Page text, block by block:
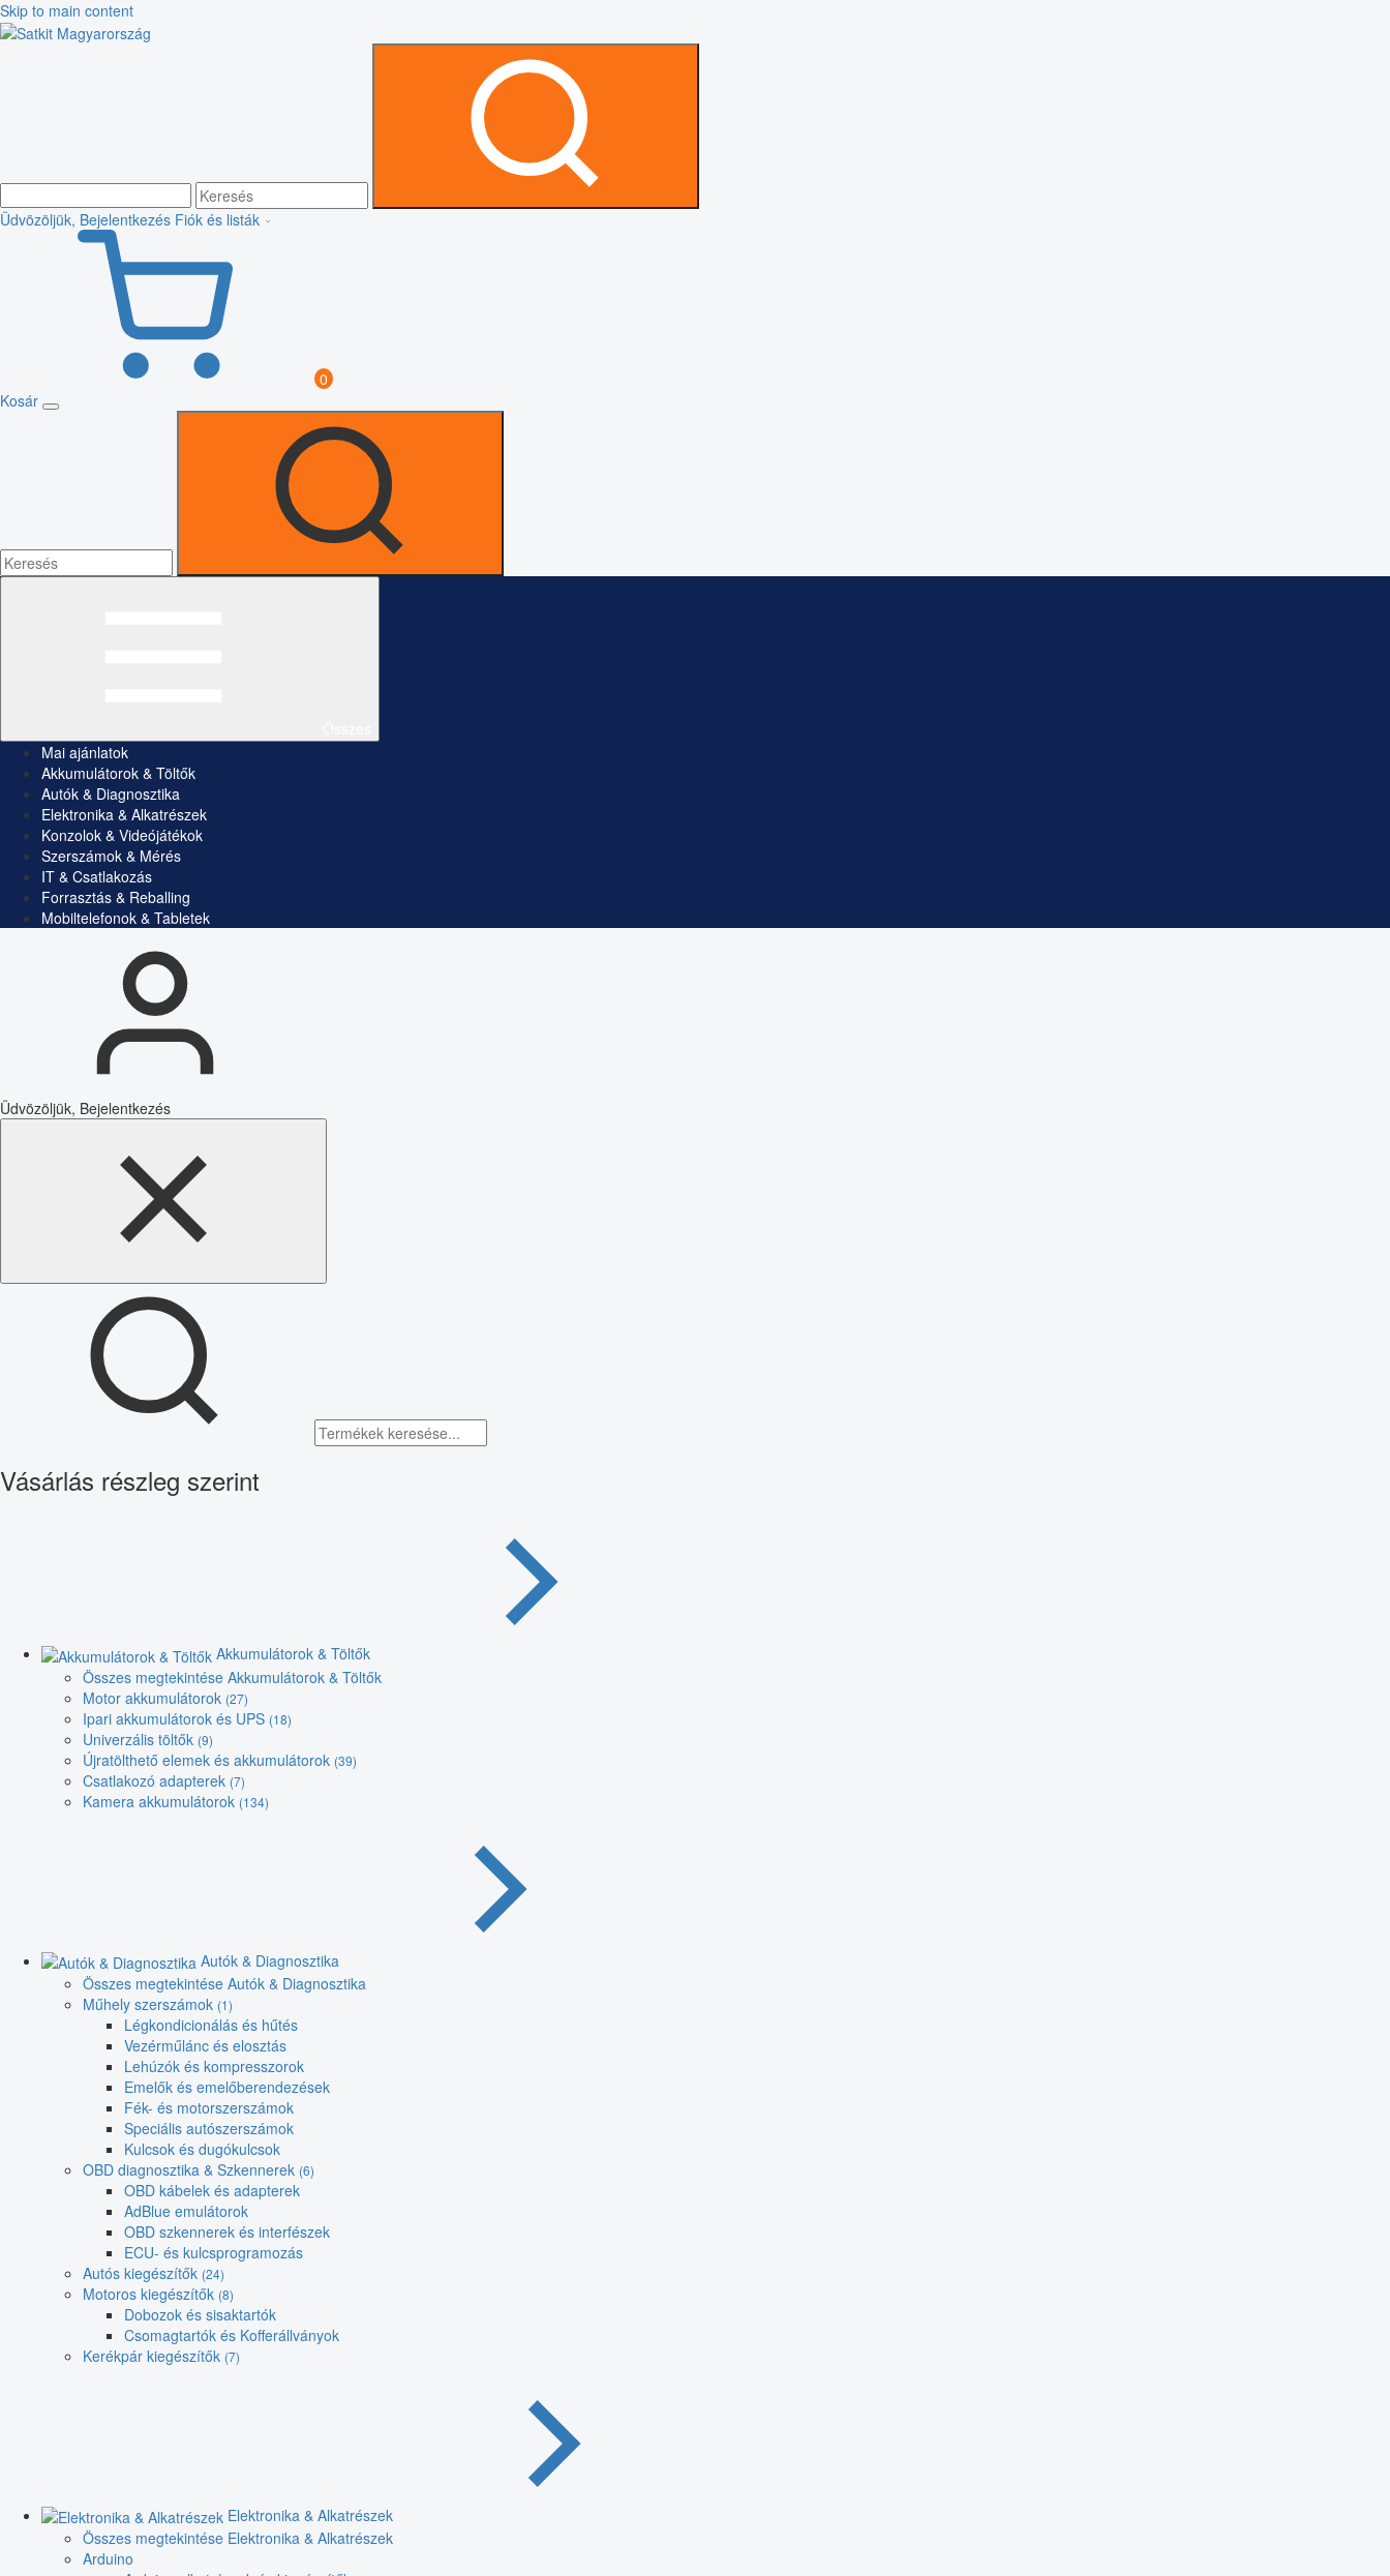
Skip to main content
Üdvözöljük, Bejelentkezés Fiók és listák
0
Kosár
Mai ajánlatok
Akkumulátorok & Töltők
Autók & Diagnosztika
Elektronika & Alkatrészek
Konzolok & Videójátékok
Szerszámok & Mérés
IT & Csatlakozás
Forrasztás & Reballing
Mobiltelefonok & Tabletek
Üdvözöljük, Bejelentkezés
Vásárlás részleg szerint
Akkumulátorok & Töltők
Összes megtekintése Akkumulátorok & Töltők
Motor akkumulátorok (27)
Ipari akkumulátorok és UPS (18)
Univerzális töltők (9)
Újratölthető elemek és akkumulátorok (39)
Csatlakozó adapterek (7)
Kamera akkumulátorok (134)
Autók & Diagnosztika
Összes megtekintése Autók & Diagnosztika
Műhely szerszámok (1)
Légkondicionálás és hűtés
Vezérműlánc és elosztás
Lehúzók és kompresszorok
Emelők és emelőberendezések
Fék- és motorszerszámok
Speciális autószerszámok
Kulcsok és dugókulcsok
OBD diagnosztika & Szkennerek (6)
OBD kábelek és adapterek
AdBlue emulátorok
OBD szkennerek és interfészek
ECU- és kulcsprogramozás
Autós kiegészítők (24)
Motoros kiegészítők (8)
Dobozok és sisaktartók
Csomagtartók és Kofferállványok
Kerékpár kiegészítők (7)
Elektronika & Alkatrészek
Összes megtekintése Elektronika & Alkatrészek
Arduino